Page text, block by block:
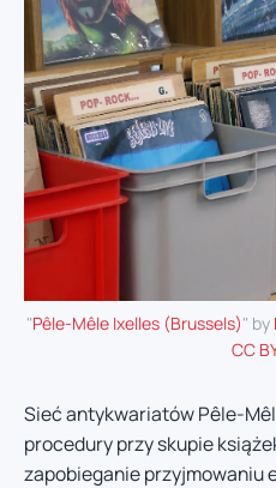
"Pêle-Mêle Ixelles (Brussels)" by
CC
Sieć antykwariatów Pêle-
procedury przy skupie
zapobieganie przyjmowaniu